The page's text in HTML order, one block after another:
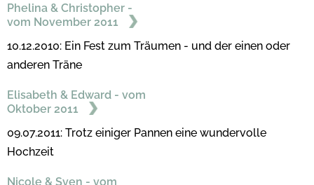
Phelina & Christopher -
vom November 2011
10.12.2010: Ein Fest zum Träumen - und der einen oder
anderen Träne
Elisabeth & Edward - vom
Oktober 2011
09.07.2011: Trotz einiger Pannen eine wundervolle
Hochzeit
Nicole & Sven - vom